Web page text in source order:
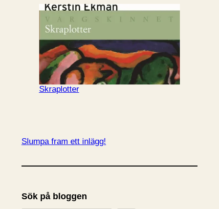
Skraplotter
Slumpa fram ett inlägg!
Sök på bloggen